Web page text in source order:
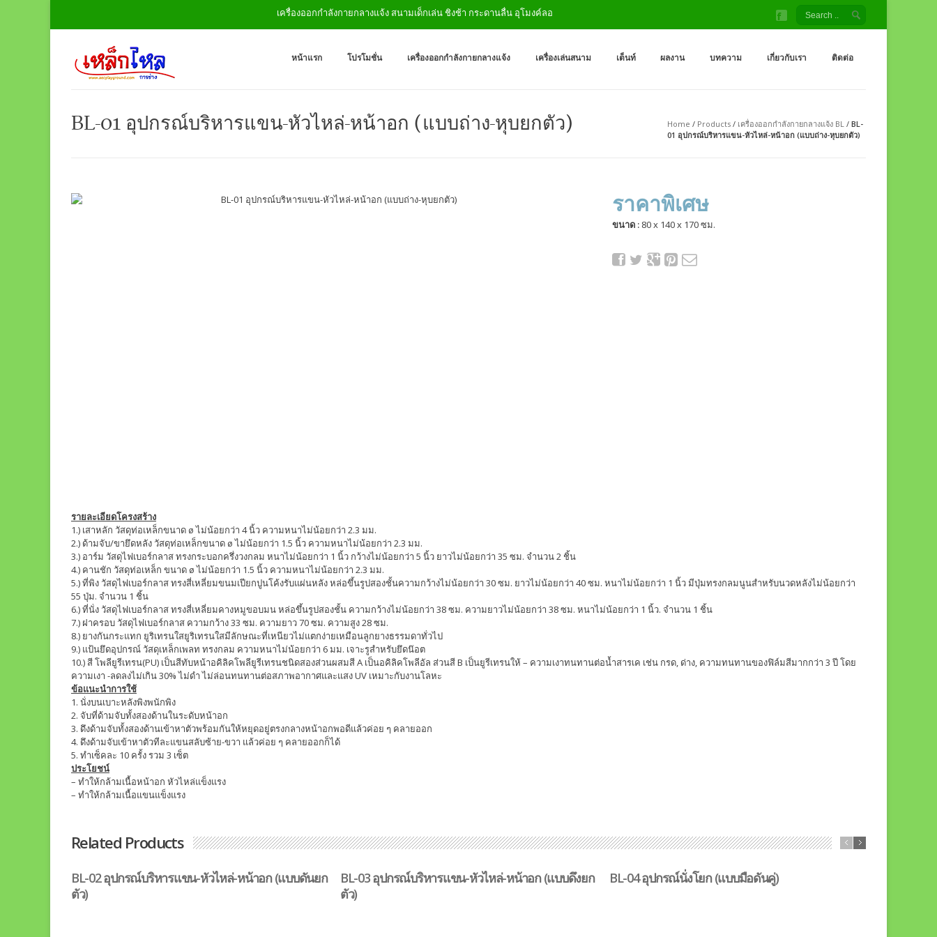
เครื่องออกกำลังกายกลางแจ้ง สนามเด็กเล่น ชิงช้า กระดานลื่น อุโมงค์ลอด
เครื่องออกกำลังกายกลางแจ้ง สนามเด็กเล่น โรงงานผู้ผลิต เครื่องออกกำลังกายกลางแจ้ง
ผู้ผลิตเครื่องออกกำลังกายกลางเเจ้ง ราคาถูกจากโรงงาน สนามเด็กเล่น กระดานลื่น สไลเดอร์ ชิงช้า อุโมงค์ จำหน่
หน้าแรก โปรโมชั่น เครื่องออกกำลังกายกลางแจ้ง เครื่องเล่นสนาม เต็นท์ ผลงาน บทความ เกี่ยวกับเรา ติดต่อ
BL-01 อุปกรณ์บริหารแขน-หัวไหล่-หน้าอก (แบบถ่าง-หุบยกตัว) Home / Products / เครื่องออกกำลังกายกลางแจ้ง BL / BL-
01 อุปกรณ์บริหารแขน-หัวไหล่-หน้าอก (แบบถ่าง-หุบยกตัว)
ราคาพิเศษ
ขนาด : 80 x 140 x 170 ซม.
รายละเอียดโครงสร้าง
1.) เสาหลัก วัสดุท่อเหล็กขนาด ø ไม่น้อยกว่า 4 นิ้ว ความหนาไม่น้อยกว่า 2.3 มม.
2.) ด้ามจับ/ขายึดหลัง วัสดุท่อเหล็กขนาด ø ไม่น้อยกว่า 1.5 นิ้ว ความหนาไม่น้อยกว่า 2.3 มม.
3.) อาร์ม วัสดุไฟเบอร์กลาส ทรงกระบอกครึ่งวงกลม หนาไม่น้อยกว่า 1 นิ้ว กว้างไม่น้อยกว่า 5 นิ้ว ยาวไม่น้อยกว่า 35 ซม. จำนวน 2 ชิ้น
4.) คานชัก วัสดุท่อเหล็ก ขนาด ø ไม่น้อยกว่า 1.5 นิ้ว ความหนาไม่น้อยกว่า 2.3 มม.
5.) ที่พิง วัสดุไฟเบอร์กลาส ทรงสี่เหลี่ยมขนมเปียกปูนโค้งรับแผ่นหลัง หล่อขึ้นรูปสองชั้นความกว้างไม่น้อยกว่า 30 ซม. ยาวไม่น้อยกว่า 40 ซม. หนาไม่น้อยกว่า 1 นิ้ว มีปุ่มทรงกลมนูนสำหรับนวดหลังไม่น้อยกว่า
55 ปุ่ม. จำนวน 1 ชิ้น
6.) ที่นั่ง วัสดุไฟเบอร์กลาส ทรงสี่เหลี่ยมคางหมูขอบมน หล่อขึ้นรูปสองชั้น ความกว้างไม่น้อยกว่า 38 ซม. ความยาวไม่น้อยกว่า 38 ซม. หนาไม่น้อยกว่า 1 นิ้ว. จำนวน 1 ชิ้น
7.) ฝาครอบ วัสดุไฟเบอร์กลาส ความกว้าง 33 ซม. ความยาว 70 ซม. ความสูง 28 ซม.
8.) ยางกันกระแทก ยูริเทรนใสยูริเทรนใสมีลักษณะที่เหนียวไม่แตกง่ายเหมือนลูกยางธรรมดาทั่วไป
9.) แป้นยึดอุปกรณ์ วัสดุเหล็กเพลท ทรงกลม ความหนาไม่น้อยกว่า 6 มม. เจาะรูสำหรับยึดน๊อต
10.) สี โพลียูรีเทรน(PU) เป็นสีทับหน้าอคิลิคโพลียูรีเทรนชนิดสองส่วนผสมสี A เป็นอคิลิคโพลีอัล ส่วนสี B เป็นยูรีเทรนให้ – ความเงาทนทานต่อน้ำสารเค เช่น กรด, ด่าง, ความทนทานของฟิล์มสีมากกว่า 3 ปี โดย
ความเงา -ลดลงไม่เกิน 30% ไม่ดำ ไม่ล่อนทนทานต่อสภาพอากาศและแสง UV เหมาะกับงานโลหะ
ข้อแนะนำการใช้
1. นั่งบนเบาะหลังพิงพนักพิง
2. จับที่ด้ามจับทั้งสองด้านในระดับหน้าอก
3. ดึงด้ามจับทั้งสองด้านเข้าหาตัวพร้อมกันให้หยุดอยู่ตรงกลางหน้าอกพอดีแล้วค่อย ๆ คลายออก
4. ดึงด้ามจับเข้าหาตัวทีละแขนสลับซ้าย-ขวา แล้วค่อย ๆ คลายออกก็ได้
5. ทำเซ็คละ 10 ครั้ง รวม 3 เซ็ต
ประโยชน์
– ทำให้กล้ามเนื้อหน้าอก หัวไหล่แข็งแรง
– ทำให้กล้ามเนื้อแขนแข็งแรง
Related Products
BL-02 อุปกรณ์บริหารแขน-หัวไหล่-หน้าอก (แบบดันยก
ตัว)
BL-03 อุปกรณ์บริหารแขน-หัวไหล่-หน้าอก (แบบดึงยก
ตัว)
BL-04 อุปกรณ์นั่งโยก (แบบมือดันคู่)